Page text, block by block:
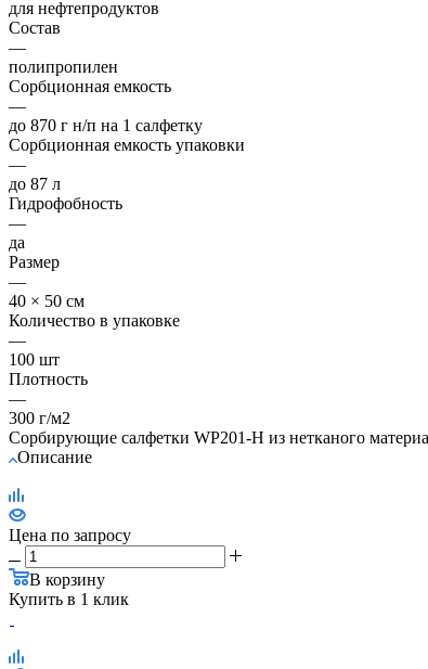
для нефтепродуктов
Состав
—
полипропилен
Сорбционная емкость
—
до 870 г н/п на 1 салфетку
Сорбционная емкость упаковки
—
до 87 л
Гидрофобность
—
да
Размер
—
40 × 50 см
Количество в упаковке
—
100 шт
Плотность
—
300 г/м2
Сорбирующие салфетки WP201-H из нетканого
Описание
Цена по запросу
В корзину
Купить в 1 клик